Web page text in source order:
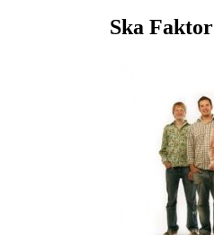
Ska Faktor